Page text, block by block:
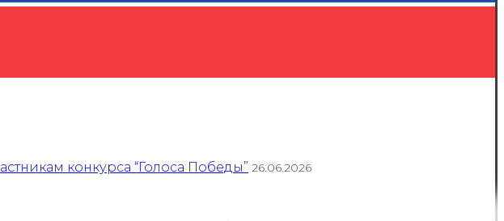
конкурса “Голоса Победы” 26.06.2026